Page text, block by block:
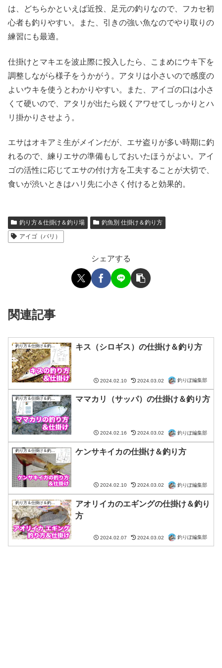
は、どちらかといえば近投、足元の釣りなので、フカセ初
心者も釣りやすい。また、引きの強い魚なのでやり取りの
練習にも最適。
仕掛けとマキエを波止際に投入したら、こまめにウキ下を
調整しながら様子をうかがう。アタリは小さいので感度の
よいウキを使うとわかりやすい。また、アイゴの口は小さ
くて硬いので、アタリが出たら鋭くアワせてしっかりとハ
リ掛かりさせよう。
エサはオキアミ生がメインだが、エサ盗りが多い時期に釣
れるので、練りエサの準備もしておいたほうがよい。アイ
ゴの活性に応じてエサの付け方を工夫することが大切で、
食いが渋いときはハリ先に小さく付けると効果的。
釣り方＆仕掛け＆釣り場
釣魚別 仕掛け＆釣り方
アイゴ（バリ）
シェアする
関連記事
釣り方＆仕掛け＆釣り場 キス（シロギス）の仕掛け＆釣り方
2024.02.10 2024.03.02 釣りぽ編集部
ママカリ（サッパ）の仕掛け＆釣り方
2024.02.16 2024.03.02 釣りぽ編集部
釣り方＆仕掛け＆釣り場 ケンサキイカの仕掛け＆釣り方
2024.02.10 2024.03.02 釣りぽ編集部
釣り方＆仕掛け＆釣り場
アオリイカのエギングの仕掛け＆釣り
方
2024.02.07 2024.03.02 釣りぽ編集部